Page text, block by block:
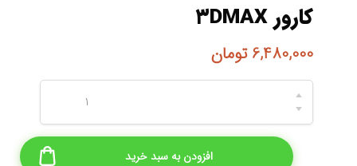
کارور ۳DMAX
6,480,000 تومان
افزودن به سبد خرید